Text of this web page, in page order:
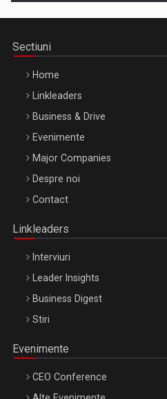
Be Inspired. Make it Happen!,
Octombrie
Sectiuni
Home
Linkleaders
Business & Drive
Evenimente
Major Companies
Despre noi
Contact
Linkleaders
Interviuri
Leader Insights
Business Digest
Stiri
Evenimente
CEO Conference